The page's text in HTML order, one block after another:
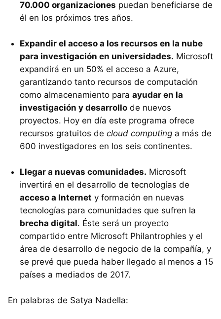
70.000 organizaciones puedan beneficiarse de
él en los próximos tres años.
Expandir el acceso a los recursos en la nube
para investigación en universidades. Microsoft
expandirá en un 50% el acceso a Azure,
garantizando tanto recursos de computación
como almacenamiento para ayudar en la
investigación y desarrollo de nuevos
proyectos. Hoy en día este programa ofrece
recursos gratuitos de cloud computing a más de
600 investigadores en los seis continentes.
Llegar a nuevas comunidades. Microsoft
invertirá en el desarrollo de tecnologías de
acceso a Internet y formación en nuevas
tecnologías para comunidades que sufren la
brecha digital. Éste será un proyecto
compartido entre Microsoft Philantrophies y el
área de desarrollo de negocio de la compañía, y
se prevé que pueda haber llegado al menos a 15
países a mediados de 2017.
En palabras de Satya Nadella: